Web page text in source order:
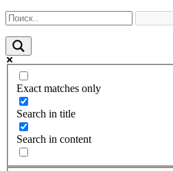
Exact matches only
Search in title
Search in content